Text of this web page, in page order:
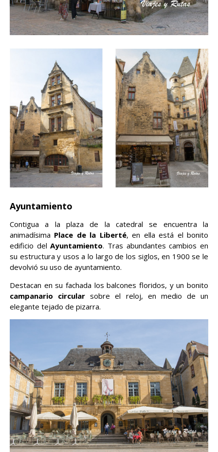
Ayuntamiento
Contigua a la plaza de la catedral se encuentra la
animadísima Place de la Liberté, en ella está el bonito
edificio delAyuntamiento. Tras abundantes cambios en
su estructura y usos a lo largo de los siglos, en 1900 se le
devolvió su uso de ayuntamiento.
Destacan en su fachada los balcones floridos, y un bonito
campanario circular sobre el reloj, en medio de un
elegante tejado de pizarra.